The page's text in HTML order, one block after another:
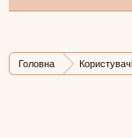
Головна Користувачі